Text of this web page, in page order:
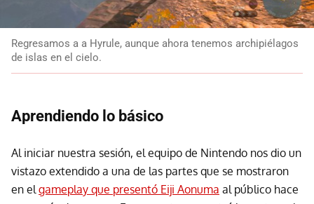
Regresamos a a Hyrule, aunque ahora tenemos archipiélagos
de islas en el cielo.
Aprendiendo lo básico
Al iniciar nuestra sesión, el equipo de Nintendo nos dio un
vistazo extendido a una de las partes que se mostraron
en el gameplay que presentó Eiji Aonuma al público hace